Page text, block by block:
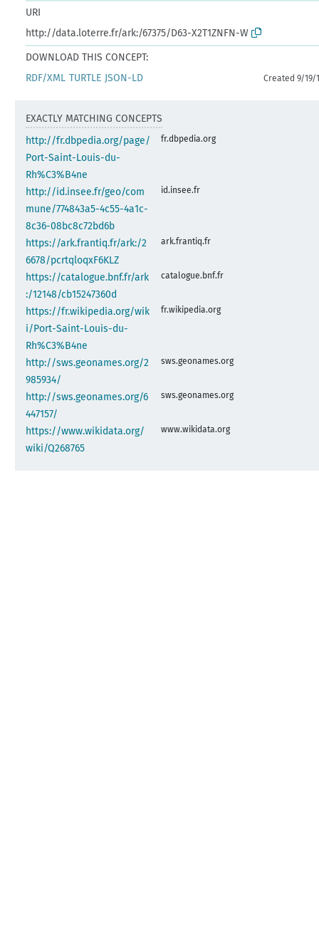
URI
http://data.loterre.fr/ark:/67375/D63-X2T1ZNFN-W
DOWNLOAD THIS CONCEPT:
RDF/XML TURTLE JSON-LD Created 9/19/
EXACTLY MATCHING CONCEPTS
http://fr.dbpedia.org/page/
Port-Saint-Louis-du-
Rh%C3%B4ne
fr.dbpedia.org
http://id.insee.fr/geo/com
mune/774843a5-4c55-4a1c-
8c36-08bc8c72bd6b
id.insee.fr
https://ark.frantiq.fr/ark:/2
6678/pcrtqloqxF6KLZ
ark.frantiq.fr
https://catalogue.bnf.fr/ark
:/12148/cb15247360d
catalogue.bnf.fr
https://fr.wikipedia.org/wik
i/Port-Saint-Louis-du-
Rh%C3%B4ne
fr.wikipedia.org
http://sws.geonames.org/2
985934/
sws.geonames.org
http://sws.geonames.org/6
447157/
sws.geonames.org
https://www.wikidata.org/
wiki/Q268765
www.wikidata.org